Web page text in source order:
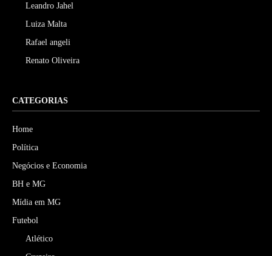
Leandro Jahel
Luiza Malta
Rafael angeli
Renato Oliveira
CATEGORIAS
Home
Política
Negócios e Economia
BH e MG
Mídia em MG
Futebol
Atlético